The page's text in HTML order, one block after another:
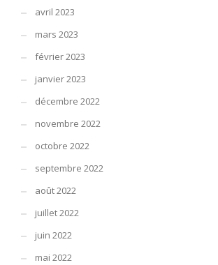
avril 2023
mars 2023
février 2023
janvier 2023
décembre 2022
novembre 2022
octobre 2022
septembre 2022
août 2022
juillet 2022
juin 2022
mai 2022